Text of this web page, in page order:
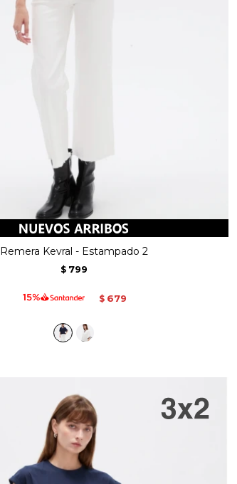
Remera Kevral - Estampado 2
$ 799
$ 679